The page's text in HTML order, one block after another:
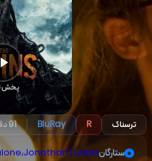
پخش
ترسناک R
BluRay 91 دقیقه
ستارگان ،Jonathan Tucker